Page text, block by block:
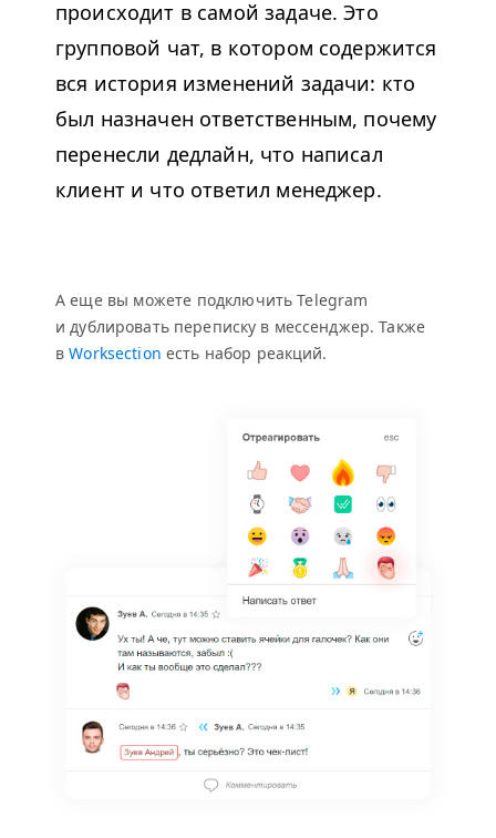
происходит в самой задаче. Это
групповой чат, в котором содержится
вся история изменений задачи: кто
был назначен ответственным, почему
перенесли дедлайн, что написал
клиент и что ответил менеджер.
А еще вы можете подключить Telegram
и дублировать переписку в мессенджер. Также
вWorksection есть набор реакций.